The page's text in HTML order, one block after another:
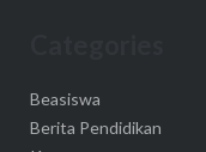
Beasiswa
Berita Pendidikan